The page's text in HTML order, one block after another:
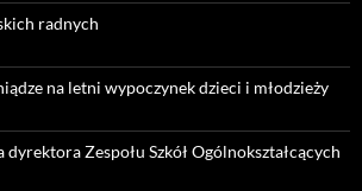
radnych
na letni wypoczynek dzieci i młodzieży
dyrektora Zespołu Szkół Ogólnokształcących